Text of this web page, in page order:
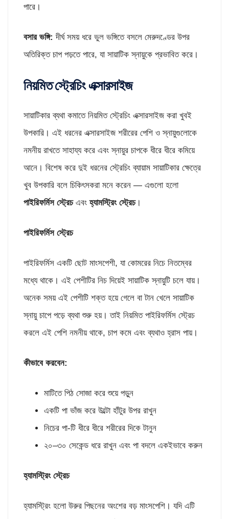
পারে।
বসার ভঙ্গি: দীর্ঘ সময় ধরে ভুল ভঙ্গিতে বসলে মেরুদণ্ডের উপর
অতিরিক্ত চাপ পড়তে পারে, যা সায়াটিক স্নায়ুকে প্রভাবিত করে। ​
নিয়মিত স্ট্রেচিং এক্সারসাইজ
সায়াটিকার ব্যথা কমাতে নিয়মিত স্ট্রেচিং এক্সারসাইজ করা খুবই
উপকারি। এই ধরনের এক্সারসাইজ শরীরের পেশি ও স্নায়ুগুলোকে
নমনীয় রাখতে সাহায্য করে এবং স্নায়ুর চাপকে ধীরে ধীরে কমিয়ে
আনে। বিশেষ করে দুই ধরনের স্ট্রেচিং ব্যায়াম সায়াটিকার ক্ষেত্রে
খুব উপকারি বলে চিকিৎসকরা মনে করেন — এগুলো হলো
পাইরিফর্মিস স্ট্রেচএবংহ্যামস্ট্রিং স্ট্রেচ।
পাইরিফর্মিস স্ট্রেচ
পাইরিফর্মিস একটি ছোট মাংসপেশী, যা কোমরের নিচে নিতম্বের
মধ্যে থাকে। এই পেশীটির নিচ দিয়েই সায়াটিক স্নায়ুটি চলে যায়।
অনেক সময় এই পেশীটি শক্ত হয়ে গেলে বা টান খেলে সায়াটিক
স্নায়ু চাপে পড়ে ব্যথা শুরু হয়। তাই নিয়মিত পাইরিফর্মিস স্ট্রেচ
করলে এই পেশি নমনীয় থাকে, চাপ কমে এবং ব্যথাও হ্রাস পায়।
কীভাবে করবেন:
মাটিতে পিঠ সোজা করে শুয়ে পড়ুন
একটি পা ভাঁজ করে উল্টো হাঁটুর উপর রাখুন
নিচের পা-টি ধীরে ধীরে শরীরের দিকে টানুন
২০–৩০ সেকেন্ড ধরে রাখুন এবং পা বদলে একইভাবে করুন
হ্যামস্ট্রিং স্ট্রেচ
হ্যামস্ট্রিং হলো উরুর পিছনের অংশের বড় মাংসপেশি। যদি এটি